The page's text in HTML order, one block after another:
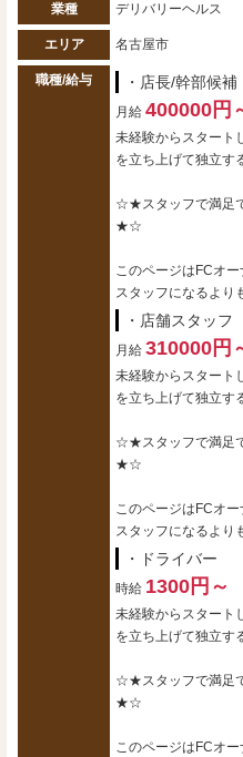
業種 デリバリーヘルス
エリア 名古屋市
職種/給与 ・店長/幹部候補
月給 400000円
未経験からスタート
を立ち上げて独立す
☆★スタッフで満足
★☆
このページはFCオ
スタッフになるより
・店舗スタッフ
月給 310000円
未経験からスタート
を立ち上げて独立す
☆★スタッフで満足
★☆
このページはFCオ
スタッフになるより
・ドライバー
時給 1300円～
未経験からスタート
を立ち上げて独立す
☆★スタッフで満足
★☆
このページはFCオ